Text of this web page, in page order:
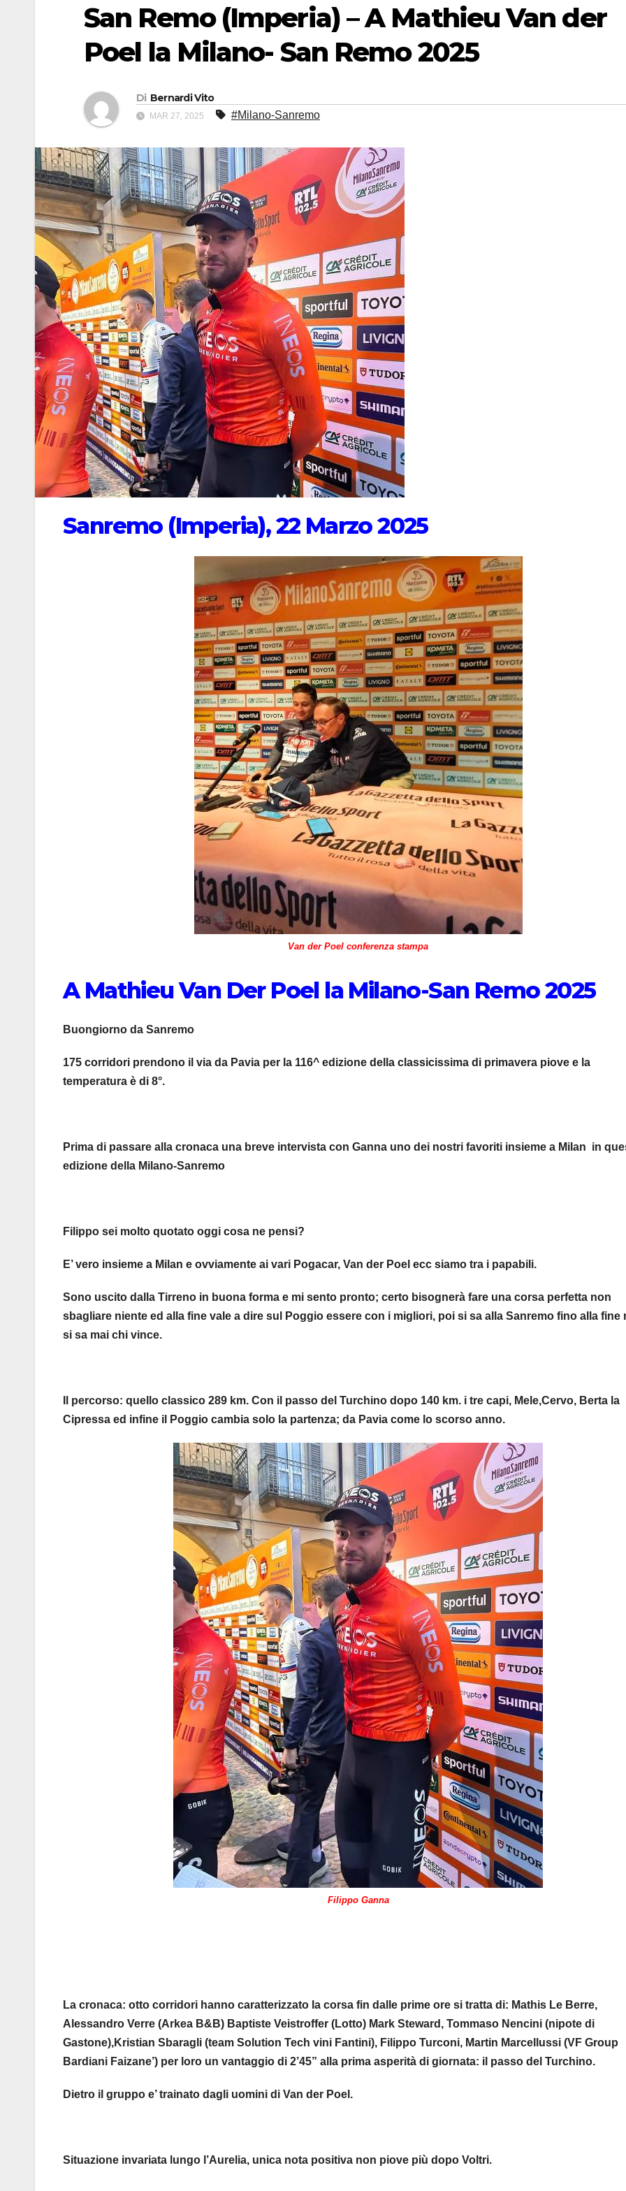
San Remo (Imperia) – A Mathieu Van der
Poel la Milano- San Remo 2025
Di Bernardi Vito
MAR 27, 2025 #Milano-Sanremo
Sanremo (Imperia), 22 Marzo 2025
Van der Poel conferenza stampa
A Mathieu Van Der Poel la Milano-San Remo 2025
Buongiorno da Sanremo
175 corridori prendono il via da Pavia per la 116^ edizione della classicissima di primavera piove e la
temperatura è di 8°.
Prima di passare alla cronaca una breve intervista con Ganna uno dei nostri favoriti insieme a Milan in
edizione della Milano-Sanremo
Filippo sei molto quotato oggi cosa ne pensi?
E’ vero insieme a Milan e ovviamente ai vari Pogacar, Van der Poel ecc siamo tra i papabili.
Sono uscito dalla Tirreno in buona forma e mi sento pronto; certo bisognerà fare una corsa perfetta non
sbagliare niente ed alla fine vale a dire sul Poggio essere con i migliori, poi si sa alla Sanremo fino alla fine
si sa mai chi vince.
Il percorso: quello classico 289 km. Con il passo del Turchino dopo 140 km. i tre capi, Mele,Cervo, Berta la
Cipressa ed infine il Poggio cambia solo la partenza; da Pavia come lo scorso anno.
Filippo Ganna
La cronaca: otto corridori hanno caratterizzato la corsa fin dalle prime ore si tratta di: Mathis Le Berre,
Alessandro Verre (Arkea B&B) Baptiste Veistroffer (Lotto) Mark Steward, Tommaso Nencini (nipote di
Gastone),Kristian Sbaragli (team Solution Tech vini Fantini), Filippo Turconi, Martin Marcellussi (VF Group
Bardiani Faizane’) per loro un vantaggio di 2’45” alla prima asperità di giornata: il passo del Turchino.
Dietro il gruppo e’ trainato dagli uomini di Van der Poel.
Situazione invariata lungo l’Aurelia, unica nota positiva non piove più dopo Voltri.